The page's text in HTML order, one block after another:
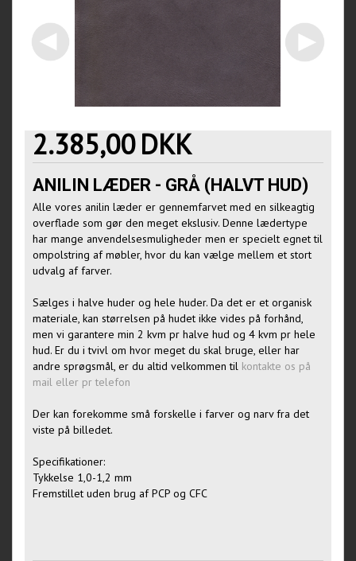
2.385,00DKK
ANILIN LÆDER - GRÅ (HALVT HUD)
Alle vores anilin læder er gennemfarvet med en silkeagtig
overflade som gør den meget ekslusiv. Denne lædertype
har mange anvendelsesmuligheder men er specielt egnet til
ompolstring af møbler, hvor du kan vælge mellem et stort
udvalg af farver.
Sælges i halve huder og hele huder. Da det er et organisk
materiale, kan størrelsen på hudet ikke vides på forhånd,
men vi garantere min 2 kvm pr halve hud og 4 kvm pr hele
hud. Er du i tvivl om hvor meget du skal bruge, eller har
andre sprøgsmål, er du altid velkommen til kontakte os på
mail eller pr telefon
Der kan forekomme små forskelle i farver og narv fra det
viste på billedet.
Specifikationer:
Tykkelse 1,0-1,2 mm
Fremstillet uden brug af PCP og CFC